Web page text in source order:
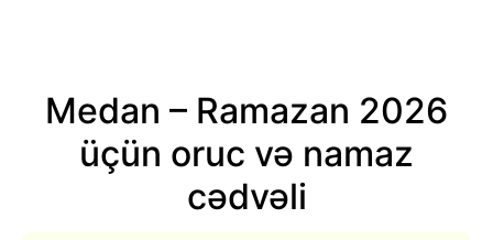
Medan – Ramazan 2026
üçün oruc və namaz
cədvəli